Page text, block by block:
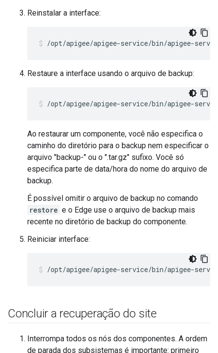
Reinstalar a interface:
/opt/apigee/apigee-service/bin/apigee-
Restaure a interface usando o arquivo de backup:
/opt/apigee/apigee-service/bin/apigee-
Ao restaurar um componente, você não especifica o
caminho do diretório para o backup nem especificar o
arquivo "backup-" ou o ".tar.gz" sufixo. Você só
especifica parte de data/hora do nome do arquivo de
backup.
É possível omitir o arquivo de backup no comando
restore e o Edge use o arquivo de backup mais
recente no diretório de backup do componente.
Reiniciar interface:
/opt/apigee/apigee-service/bin/apigee-
Concluir a recuperação do site
Interrompa todos os nós dos componentes. A ordem
de parada dos subsistemas é importante: primeiro